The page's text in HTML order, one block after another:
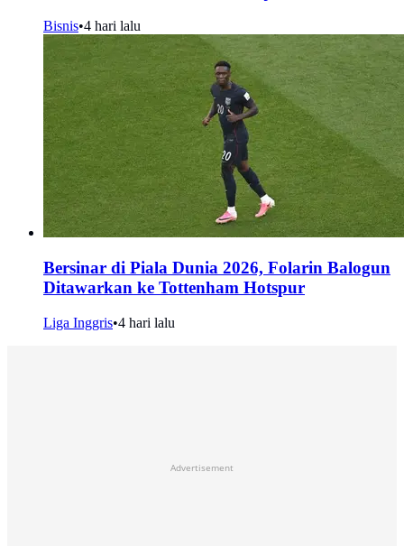
Bisnis•4 hari lalu
Bersinar di Piala Dunia 2026, Folarin Balogun
Ditawarkan ke Tottenham Hotspur
Liga Inggris•4 hari lalu
Advertisement